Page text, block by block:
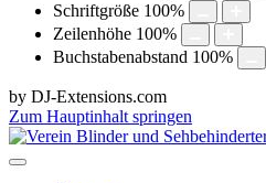
Schriftgröße 100%
Zeilenhöhe 100%
Buchstabenabstand 100%
by DJ-Extensions.com
Zum Hauptinhalt springen